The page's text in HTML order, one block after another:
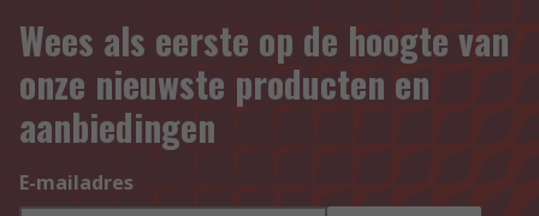
Wees als eerste op de hoogte van
onze nieuwste producten en
aanbiedingen
E-mailadres